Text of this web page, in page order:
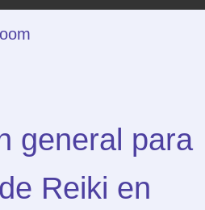
general para
Reiki en